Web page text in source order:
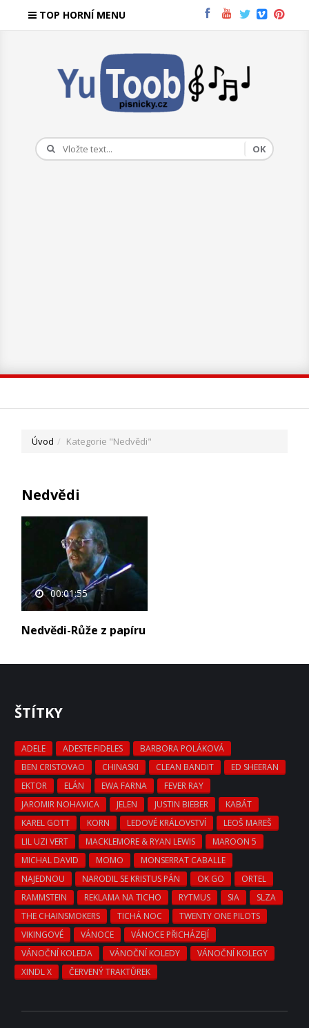
TOP HORNÍ MENU
Úvod Kategorie "Nedvědi"
Nedvědi
00:01:55
Nedvědi-Růže z papíru
ŠTÍTKY
ADELE ADESTE FIDELES
BARBORA POLÁKOVÁ
BEN CRISTOVAO
CHINASKI CLEAN BANDIT
ED SHEERAN
EKTOR
ELÁN EWA FARNA
FEVER RAY
JAROMIR NOHAVICA
JELEN JUSTIN BIEBER
KABÁT
KAREL GOTT
KORN LEDOVÉ KRÁLOVSTVÍ
LEOŠ MAREŠ
LIL UZI VERT
MACKLEMORE & RYAN LEWIS
MAROON 5
MICHAL DAVID
MOMO
MONSERRAT CABALLE
NAJEDNOU
NARODIL SE KRISTUS PÁN OK GO
ORTEL
RAMMSTEIN
REKLAMA NA TICHO RYTMUS SIA
SLZA
THE CHAINSMOKERS
TICHÁ NOC
TWENTY ONE PILOTS
VIKINGOVÉ
VÁNOCE
VÁNOCE PŘICHÁZEJÍ
VÁNOČNÍ KOLEDA
VÁNOČNÍ KOLEDY
VÁNOČNÍ KOLEGY
XINDL X
ČERVENÝ TRAKTŮREK